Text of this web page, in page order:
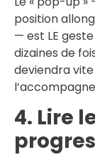
position
— est LE
dizaines de
deviendra
4. Lire